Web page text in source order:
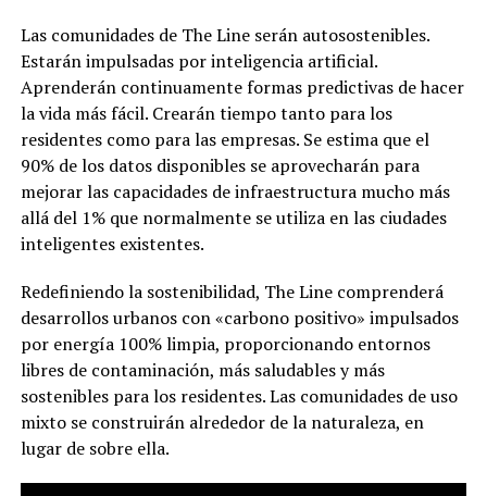
Las comunidades de The Line serán autosostenibles.
Estarán impulsadas por inteligencia artificial.
Aprenderán continuamente formas predictivas de hacer
la vida más fácil. Crearán tiempo tanto para los
residentes como para las empresas. Se estima que el
90% de los datos disponibles se aprovecharán para
mejorar las capacidades de infraestructura mucho más
allá del 1% que normalmente se utiliza en las ciudades
inteligentes existentes.
Redefiniendo la sostenibilidad, The Line comprenderá
desarrollos urbanos con «carbono positivo» impulsados
por energía 100% limpia, proporcionando entornos
libres de contaminación, más saludables y más
sostenibles para los residentes. Las comunidades de uso
mixto se construirán alrededor de la naturaleza, en
lugar de sobre ella.